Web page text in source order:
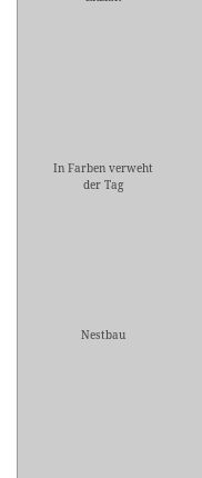
In Farben verweht
der Tag
Nestbau